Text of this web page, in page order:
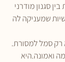
סגנון מודרני
שמעניקה לה
רק סמל למסורת.
ואמונה.היא